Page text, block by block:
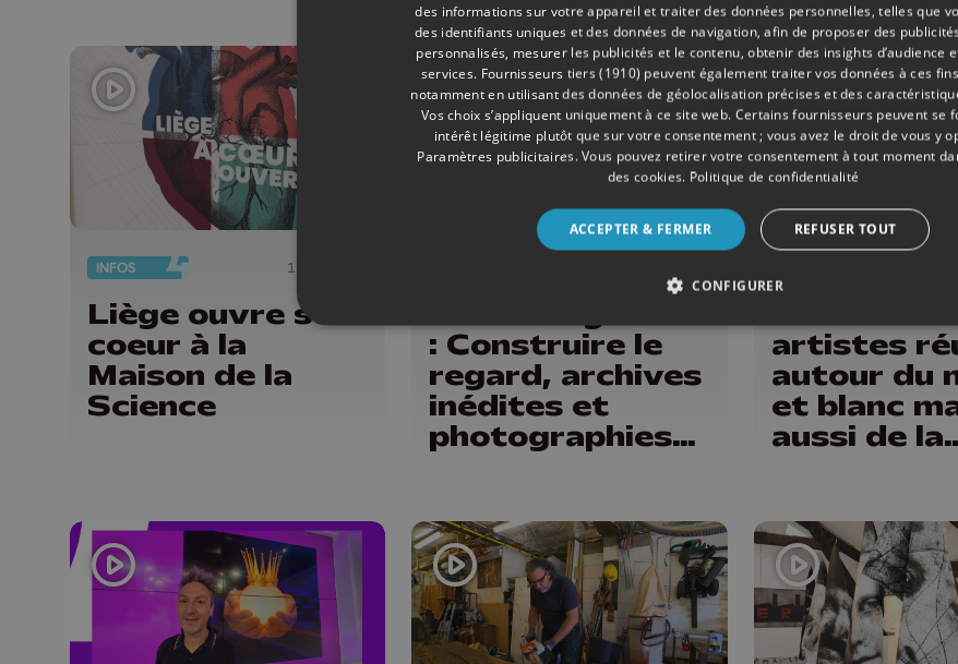
INFOS 11/06/2026
Liège ouvre son
coeur à la
Maison de la
Science
: Construire le
regard, archives
inédites et
photographies
artistes
autour du
et blanc
aussi de la
des informations sur votre appareil et traiter des données personnelles, telles que
des identifiants uniques et des données de navigation, afin de proposer des
personnalisés, mesurer les publicités et le contenu, obtenir des insights d’audience
services. Fournisseurs tiers (1910) peuvent également traiter vos données à ces
notamment en utilisant des données de géolocalisation précises et des
Vos choix s’appliquent uniquement à ce site web. Certains fournisseurs peuvent se
intérêt légitime plutôt que sur votre consentement ; vous avez le droit de vous y
Paramètres publicitaires. Vous pouvez retirer votre consentement à tout moment
des cookies. Politique de confidentialité
ACCEPTER & FERMER REFUSER TOUT
CONFIGURER